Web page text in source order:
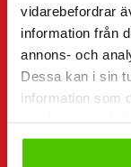
vidarebefordrar
information från
annons- och
Dessa kan i sin
information som